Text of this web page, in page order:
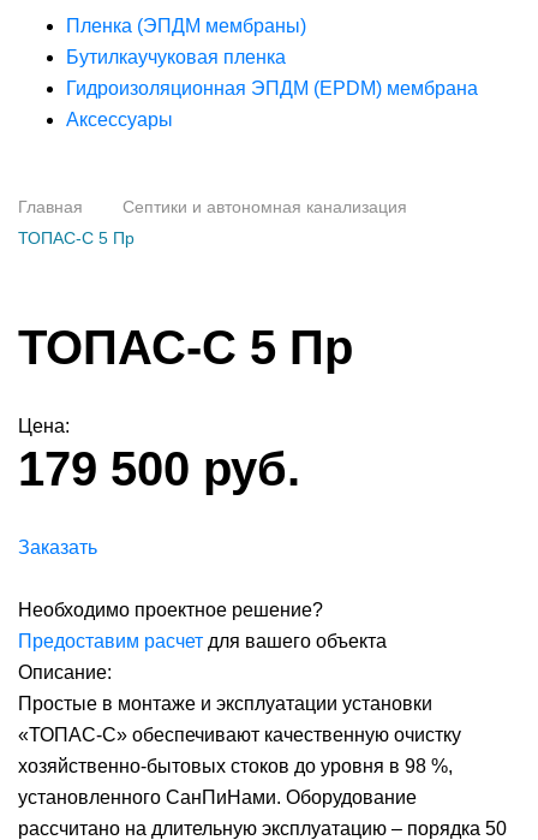
Пленка (ЭПДМ мембраны)
Бутилкаучуковая пленка
Гидроизоляционная ЭПДМ (EPDM) мембрана
Аксессуары
Главная
Септики и автономная канализация
ТОПАС-С 5 Пр
ТОПАС-С 5 Пр
Цена:
179 500 руб.
Заказать
Необходимо проектное решение?
Предоставим расчет для вашего объекта
Описание:
Простые в монтаже и эксплуатации установки
«ТОПАС-С» обеспечивают качественную очистку
хозяйственно-бытовых стоков до уровня в 98 %,
установленного СанПиНами. Оборудование
рассчитано на длительную эксплуатацию – порядка 50